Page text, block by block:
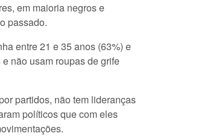
em maioria negros e
passado.
entre 21 e 35 anos (63%) e
não usam roupas de grife
partidos, não tem lideranças
políticos que com eles